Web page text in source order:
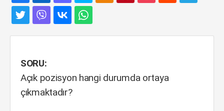
SORU:
Açık pozisyon hangi durumda ortaya
çıkmaktadır?